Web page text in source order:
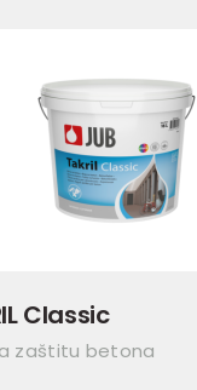
Classic
zaštitu betona